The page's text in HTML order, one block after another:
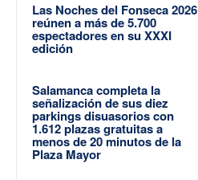
Las Noches del Fonseca 2026
reúnen a más de 5.700
espectadores en su XXXI
edición
Salamanca completa la
señalización de sus diez
parkings disuasorios con
1.612 plazas gratuitas a
menos de 20 minutos de la
Plaza Mayor